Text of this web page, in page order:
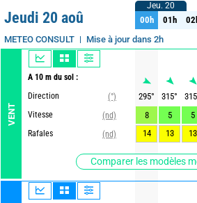
Jeudi 20 aoû
METEO CONSULT Mise à jour dans 2h
VENT
A 10 m du sol :
Direction
(°)
Vitesse
(nd)
Rafales
(nd)
Comparer les modèles
Jeu. 20
00h 01h
Jeu. 20
00h 01h
295° 315° 315
8
5 5
14
13 13